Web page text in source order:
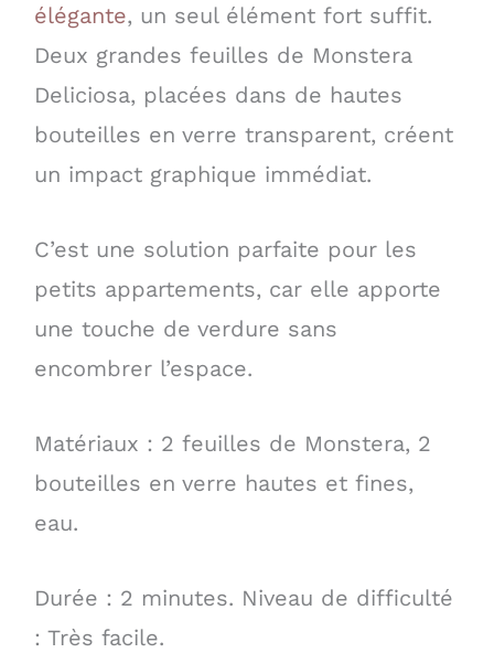
élégante, un seul élément fort suffit.
Deux grandes feuilles de Monstera
Deliciosa, placées dans de hautes
bouteilles en verre transparent, créent
un impact graphique immédiat.
C’est une solution parfaite pour les
petits appartements, car elle apporte
une touche de verdure sans
encombrer l’espace.
Matériaux : 2 feuilles de Monstera, 2
bouteilles en verre hautes et fines,
eau.
Durée : 2 minutes. Niveau de difficulté
: Très facile.